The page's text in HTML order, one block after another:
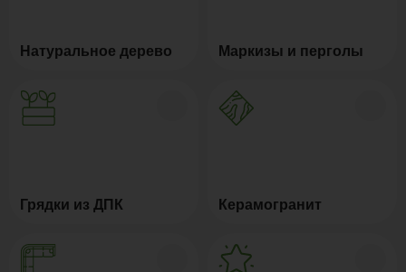
Натуральное дерево Маркизы и перголы
Грядки из ДПК Керамогранит